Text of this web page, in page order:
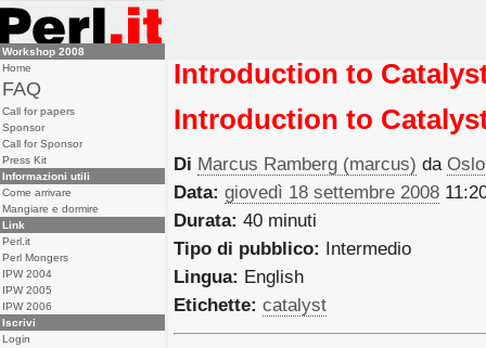
Introduction to
Introduction to
Di Marcus Ramberg (‎marcus‎) da
Data: giovedì 18 settembre 2008
Durata: 40 minuti
Tipo di pubblico:
Intermedio
Lingua: English
Etichette: catalyst
Workshop 2008
Home
FAQ
Call for papers
Sponsor
Call for Sponsor
Press Kit
Informazioni utili
Come arrivare
Mangiare e dormire
Link
Perl.it
Perl Mongers
IPW 2004
IPW 2005
IPW 2006
Iscrivi
Login